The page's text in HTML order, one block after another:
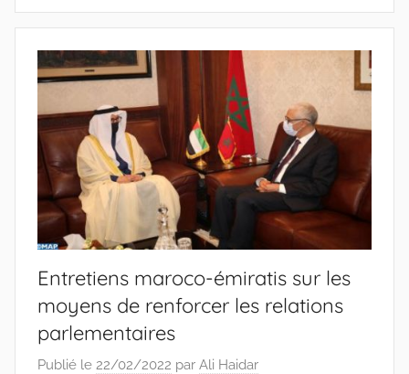
Entretiens maroco-émiratis sur les
moyens de renforcer les relations
parlementaires
Publié le 22/02/2022 par Ali Haidar